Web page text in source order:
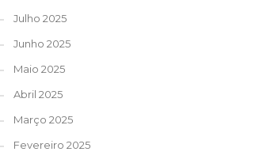
Julho 2025
Junho 2025
Maio 2025
Abril 2025
Março 2025
Fevereiro 2025